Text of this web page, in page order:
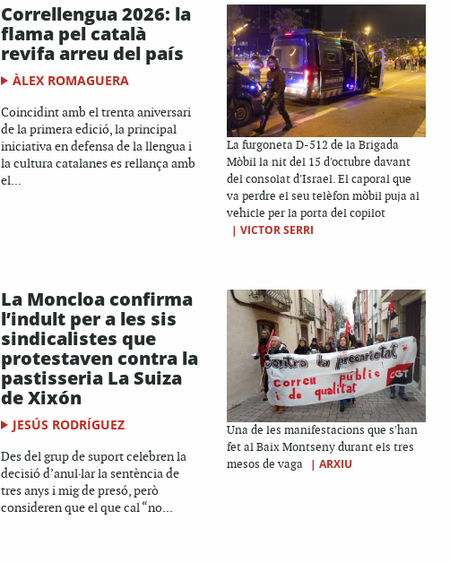
Correllengua 2026: la
flama pel català
revifa arreu del país
ÀLEX ROMAGUERA
Coincidint amb el trenta aniversari
de la primera edició, la principal
iniciativa en defensa de la llengua i
la cultura catalanes es rellança amb
el...
La furgoneta D-512 de la Brigada
Mòbil la nit del 15 d'octubre davant
del consolat d'Israel. El caporal que
va perdre el seu telèfon mòbil puja al
vehicle per la porta del copilot
| VICTOR SERRI
La Moncloa confirma
l’indult per a les sis
sindicalistes que
protestaven contra la
pastisseria La Suiza
de Xixón
JESÚS RODRÍGUEZ
Des del grup de suport celebren la
decisió d’anul·lar la sentència de
tres anys i mig de presó, però
consideren que el que cal “no...
Una de les manifestacions que s'han
fet al Baix Montseny durant els tres
mesos de vaga
| ARXIU